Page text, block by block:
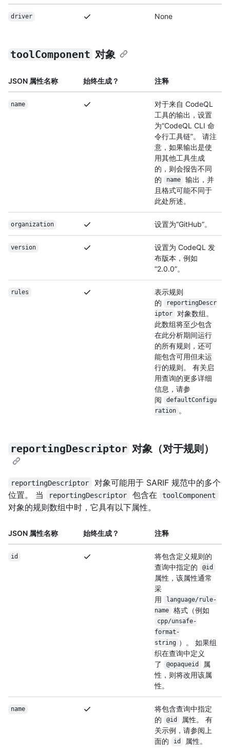
driver None
toolComponent 对象
JSON 属性名称 始终生成？ 注释
name
对于来自 CodeQL
工具的输出，设置
为“CodeQL CLI 命
令行工具链”。 请注
意，如果输出是使
用其他工具生成
的，则会报告不同
的
name
输出，并
且格式可能不同于
此处所述。
organization 设置为“GitHub”。
version
设置为 CodeQL 发
布版本，例如
“2.0.0”。
rules
表示规则
的
reportingDescr
iptor
对象数组。
此数组将至少包含
在此分析期间运行
的所有规则，还可
能包含可用但未运
行的规则。 有关启
用查询的更多详细
信息，请参
阅
defaultConfigu
ration 。
reportingDescriptor 对象（对于规则）
reportingDescriptor
对象可能用于 SARIF 规范中的多个
位置。 当
reportingDescriptor 包含在 toolComponent
对象的规则数组中时，它具有以下属性。
JSON 属性名称 始终生成？ 注释
id
将包含定义规则的
查询中指定的
@id
属性，该属性通常
采
用
language/rule-
name
格式（例如
cpp/unsafe-
format-
string ）。 如果组
织在查询中定义
了
@opaqueid
属
性，则将改用该属
性。
name
将包含查询中指定
的
@id
属性。 有
关示例，请参阅上
面的
id 属性。